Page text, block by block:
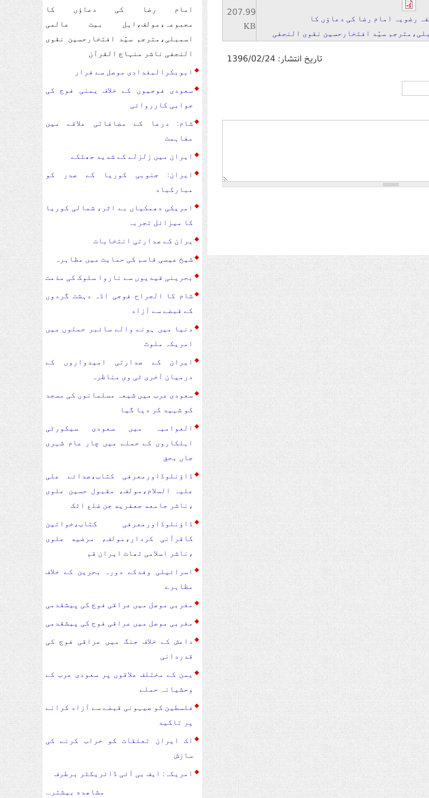
رضویہ امام رضا کی دعاؤں کا
سیّد افتخارحسین نقوی النجفی
207.99
KB
تاریخ انتشار: 1396/02/24
امام رضا کی دعاؤں کا
مجموعہ،مولف،اہل بیت عالمی
اسمبلی،مترجم سیّد افتخارحسین نقوی
النجفی ناشر منہاج القرآن
ابوبکرالبغدادی موصل سے فرار
سعودی فوجیوں کے خلاف یمنی فوج کی
جوابی کارروائی
شام: درعا کے مضافاتی علاقے میں
مفاہمت
ایران میں زلزلے کے شدید جھٹکے
ایران: جنوبی کوریا کے صدر کو
مبارکباد
امریکی دھمکیاں بے اثر، شمالی کوریا
کا میزائل تجربہ
یران کے صدارتی انتخابات
شیخ عیسی قاسم کی حمایت میں مظاہرہ
بحرینی قیدیوں سے ناروا سلوک کی مذمت
شام کا الجراح فوجی اڈہ دہشت گردوں
کے قبضے سے آزاد
دنیا میں ہونے والے سائبر حملوں میں
امریکہ ملوث
ایران کے صدارتی امیدواروں کے
درمیان آخری ٹی وی مناظرہ
سعودی عرب میں شیعہ مسلمانوں کی مسجد
کو شہید کر دیا گیا
العوامیہ میں سعودی سیکورٹی
اہلکاروں کے حملے میں چار عام شہری
جاں بحق
ڈاؤنلوڈاورمعرفی کتاب،صدائے علی
علیہ السلام،مولف، مقبول حسین علوی
،ناشر جامعه جعفریه جن ضلع اٹک
ڈاؤنلوڈاورمعرفی کتاب،خواتین
کاقرآنی کردار،مولف، مرضیه علوی
،ناشر اسلامی تھاٹ ایران قم
اسرائیلی وفدکے دورہ بحرین کے خلاف
مظاہرے
مغربی موصل میں عراقی فوج کی پیشقدمی
مغربی موصل میں عراقی فوج کی پیشقدمی
داعش کے خلاف جنگ میں عراقی فوج کی
قدردانی
یمن کے مختلف علاقوں پر سعودی عرب کے
وحشیانہ حملے
فلسطین کو صیہونی قبضے سے آزاد کرانے
پر تاکید
اک ایران تعلقات کو خراب کرنے کی
سازش
امریکہ: ایف بی آئی ڈائریکٹر برطرف
مشاهده بیشتر...